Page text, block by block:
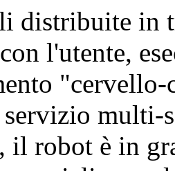
distribuite in
l'utente,
multi-
il robot è in